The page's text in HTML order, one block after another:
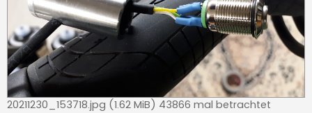
20211230_153718.jpg (1.62 MiB) 43866 mal betrachtet